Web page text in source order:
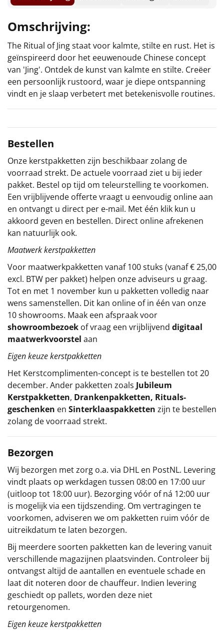
Deken (fleece plaid)
Alle artikelen
Overige
Ideeën
Personeel
Doe het zelf
Sinterklaaspakketten
Particulier
Kerstgeschenken 2026
Relatiegeschenken
Cadeaubon
Per stuk
Omschrijving:
The Ritual of Jing staat voor kalmte, stilte en rust. Het is
geïnspireerd door het eeuwenoude Chinese concept
van 'Jing'. Ontdek de kunst van kalmte en stilte. Creëer
een persoonlijk rustoord, waar je diepe ontspanning
vindt en je slaap verbetert met betekenisvolle routines.
Bestellen
Onze kerstpakketten zijn beschikbaar zolang de
voorraad strekt. De actuele voorraad ziet u bij ieder
pakket. Bestel op tijd om teleurstelling te voorkomen.
Een vrijblijvende offerte vraagt u eenvoudig online aan
en ontvangt u direct per e-mail. Met één klik kun u
akkoord geven en bestellen. Direct online afrekenen
kan natuurlijk ook.
Maatwerk kerstpakketten
Voor maatwerkpakketten vanaf 100 stuks (vanaf € 25,00
excl. BTW per pakket) helpen onze adviseurs u graag.
Tot en met 1 november kun u pakketten volledig naar
wens samenstellen. Dit kan online of in één van onze
10 showrooms. Maak een afspraak voor
showroombezoek of vraag een vrijblijvend digitaal
maatwerkvoorstel aan
Eigen keuze kerstpakketten
Het Kerstcomplimenten-concept is te bestellen tot 20
december. Ander pakketten zoals Jubileum
Kerstpakketten, Drankenpakketten, Rituals-
geschenken en Sinterklaaspakketten zijn te bestellen
zolang de voorraad strekt.
Bezorgen
Wij bezorgen met zorg o.a. via DHL en PostNL. Levering
vindt plaats op werkdagen tussen 08:00 en 17:00 uur
(uitloop tot 18:00 uur). Bezorging vóór of ná 12:00 uur
is mogelijk via een tijdszending. Om vertragingen te
voorkomen, adviseren we om pakketten ruim vóór de
uitreikdatum te laten bezorgen.
Bij meerdere soorten pakketten kan de levering vanuit
verschillende magazijnen plaatsvinden. Controleer bij
ontvangst altijd de aantallen en eventuele schade en
laat dit noteren door de chauffeur. Indien levering
geschiedt op pallets, worden deze niet
retourgenomen.
Eigen keuze kerstpakketten